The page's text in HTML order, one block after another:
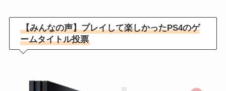
【みんなの声】プレイして楽しかったPS4のゲ
ームタイトル投票